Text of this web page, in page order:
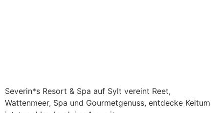
Severin*s Resort & Spa auf Sylt vereint Reet,
Wattenmeer, Spa und Gourmetgenuss, entdecke Keitum